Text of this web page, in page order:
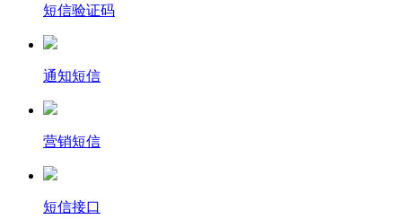
短信验证码
通知短信
营销短信
短信接口